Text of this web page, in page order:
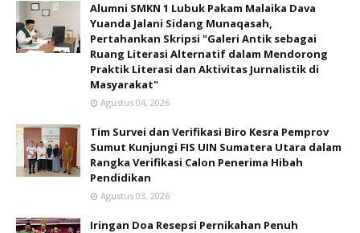
Alumni SMKN 1 Lubuk Pakam Malaika Dava
Yuanda Jalani Sidang Munaqasah,
Pertahankan Skripsi "Galeri Antik sebagai
Ruang Literasi Alternatif dalam Mendorong
Praktik Literasi dan Aktivitas Jurnalistik di
Masyarakat"
Agustus 04, 2026
Tim Survei dan Verifikasi Biro Kesra Pemprov
Sumut Kunjungi FIS UIN Sumatera Utara dalam
Rangka Verifikasi Calon Penerima Hibah
Pendidikan
Agustus 03, 2026
Iringan Doa Resepsi Pernikahan Penuh